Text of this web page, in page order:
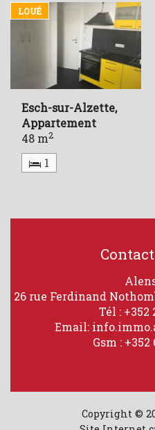
LOUÉ
Esch-sur-Alzette,
Appartement
48 m2
1
26 rue Ferdinand
Tél : +352
Email:
Gsm : +352
Copyright ©